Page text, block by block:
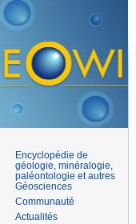
Encyclopédie de
géologie, minéralogie,
paléontologie et autres
Géosciences
Communauté
Actualités